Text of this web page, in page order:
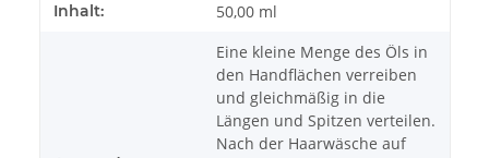
Inhalt: 50,00 ml
Eine kleine Menge des Öls in
den Handflächen verreiben
und gleichmäßig in die
Längen und Spitzen verteilen.
Nach der Haarwäsche auf